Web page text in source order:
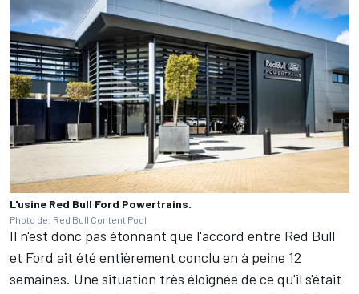
L'usine Red Bull Ford Powertrains.
Photo de: Red Bull Content Pool
Il n'est donc pas étonnant que l'accord entre Red Bull
et Ford ait été entièrement conclu en à peine 12
semaines. Une situation très éloignée de ce qu'il s'était